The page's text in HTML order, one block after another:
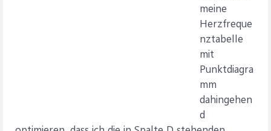
meine
Herzfreque
nztabelle
mit
Punktdiagra
mm
dahingehen
d